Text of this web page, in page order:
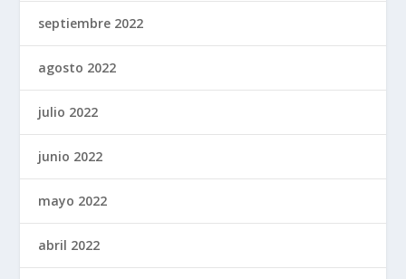
septiembre 2022
agosto 2022
julio 2022
junio 2022
mayo 2022
abril 2022